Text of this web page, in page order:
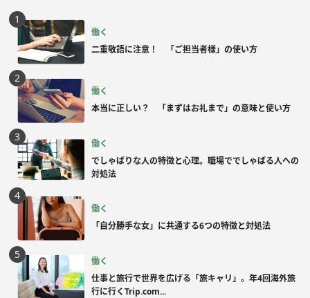
働く
二重敬語に注意！ 「ご担当者様」の使い方
働く
本当に正しい？ 「まずはお礼まで」の意味と使い方
働く
でしゃばりな人の特徴と心理。職場ででしゃばる人への
対処法
働く
「自分勝手な女」に共通する6つの特徴と対処法
働く
仕事と旅行で世界を広げる「旅キャリ」。年4回海外旅
行に行くTrip.com...